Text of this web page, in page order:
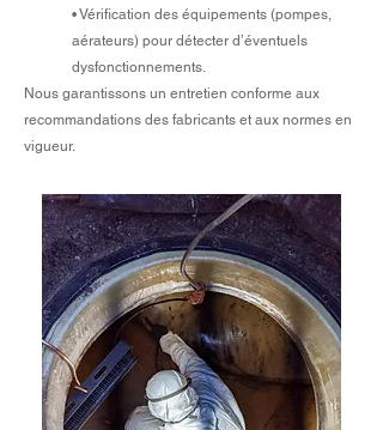
• Vérification des équipements (pompes,
aérateurs) pour détecter d’éventuels
dysfonctionnements.
Nous garantissons un entretien conforme aux
recommandations des fabricants et aux normes en
vigueur.